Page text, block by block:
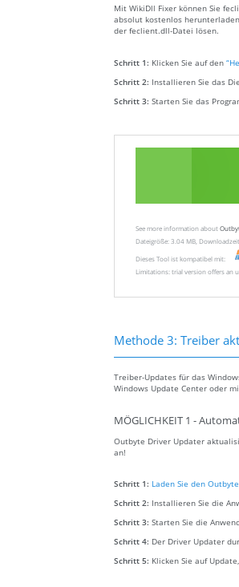
Mit WikiDll Fixer können Sie
absolut kostenlos
der feclient.dll-Datei lösen.
Schritt 1: Klicken Sie auf den
Schritt 2: Installieren Sie das
Schritt 3: Starten Sie das
See more information about
Dateigröße: 3.04 MB,
Dieses Tool ist kompatibel mit:
Limitations: trial version offers an
Methode 3: Treiber
Treiber-Updates für das
Windows Update Center oder
MÖGLICHKEIT 1 -
Outbyte Driver Updater
an!
Schritt 1: Laden Sie den
Schritt 2: Installieren Sie die
Schritt 3: Starten Sie die
Schritt 4: Der Driver Updater
Schritt 5: Klicken Sie auf